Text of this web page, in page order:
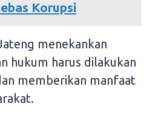
Korupsi
menekankan
hukum harus dilakukan
memberikan manfaat